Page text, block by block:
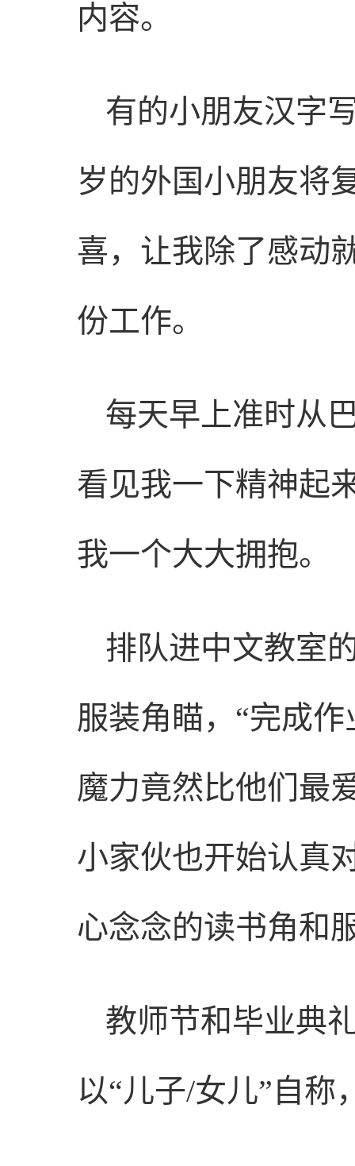
内容。
有的小朋友汉字
岁的外国小朋友将
喜，让我除了感动
份工作。
每天早上准时从
看见我一下精神起
我一个大大拥抱。
排队进中文教室
服装角瞄，“完成
魔力竟然比他们最
小家伙也开始认真
心念念的读书角和
教师节和毕业典
以“儿子/女儿”自称